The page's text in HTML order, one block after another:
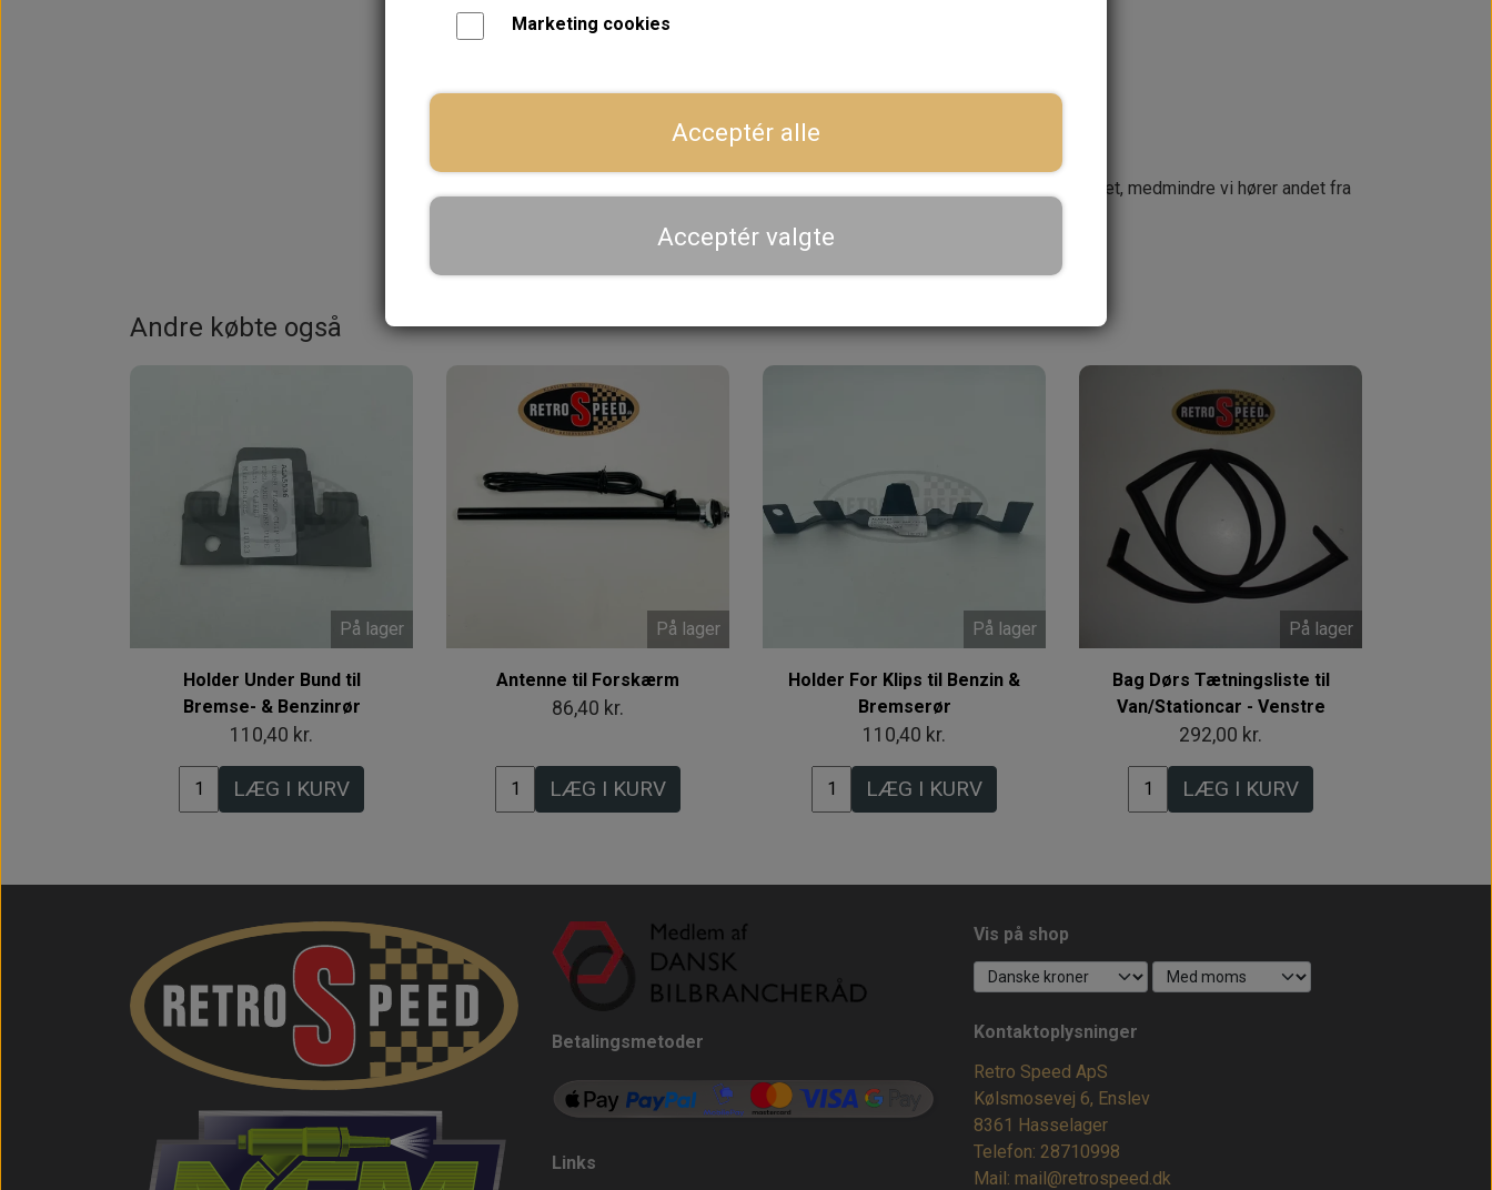
Dansk webshop, kundeservice og lager
Hurtig levering - sendes ofte samme dag og leveres næste dag
Se aktuel leveringstid på varen - vi afsender altid hele din ordre samlet, medmindre vi hører andet fra
Priser er inkl. moms
Andre købte også
På lager
Holder Under Bund til
Bremse- & Benzinrør
110,40 kr.
LÆG I KURV
På lager
Antenne til Forskærm
86,40 kr.
LÆG I KURV
På lager
Holder For Klips til Benzin &
Bremserør
110,40 kr.
LÆG I KURV
På lager
Bag Dørs Tætningsliste til
Van/Stationcar - Venstre
292,00 kr.
LÆG I KURV
Betalingsmetoder
Links
Vis på shop
Kontaktoplysninger
Retro Speed ApS
Kølsmosevej 6, Enslev
8361 Hasselager
Telefon: 28710998
Mail: mail@retrospeed.dk
Marketing cookies
Acceptér alle
Acceptér valgte